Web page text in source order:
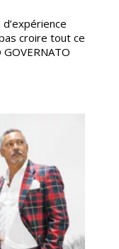
croire tout ce